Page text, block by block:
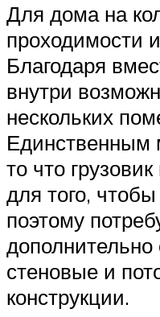
Для дома на
проходимости
Благодаря
внутри
нескольких
Единственным
то что
для того,
поэтому
стеновые и
конструкции.